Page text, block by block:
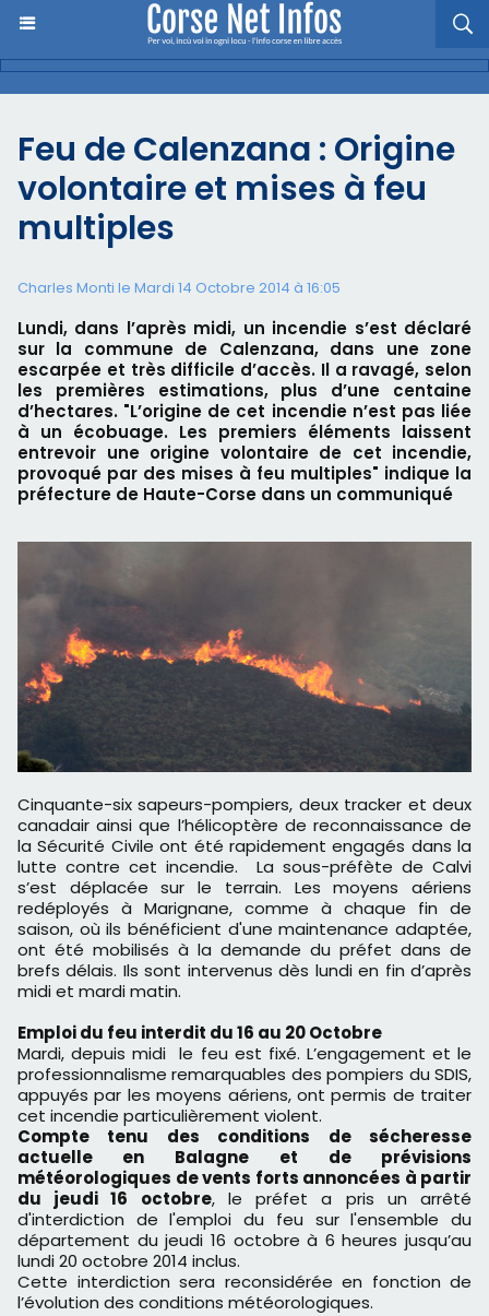
Feu de Calenzana : Origine
volontaire et mises à feu
multiples
Charles Monti le Mardi 14 Octobre 2014 à 16:05
Lundi, dans l’après midi, un incendie s’est déclaré
sur la commune de Calenzana, dans une zone
escarpée et très difficile d’accès. Il a ravagé, selon
les premières estimations, plus d’une centaine
d’hectares. "L’origine de cet incendie n’est pas liée
à un écobuage. Les premiers éléments laissent
entrevoir une origine volontaire de cet incendie,
provoqué par des mises à feu multiples" indique la
préfecture de Haute-Corse dans un communiqué
Cinquante-six sapeurs-pompiers, deux tracker et deux
canadair ainsi que l’hélicoptère de reconnaissance de
la Sécurité Civile ont été rapidement engagés dans la
lutte contre cet incendie. La sous-préfète de Calvi
s’est déplacée sur le terrain. Les moyens aériens
redéployés à Marignane, comme à chaque fin de
saison, où ils bénéficient d'une maintenance adaptée,
ont été mobilisés à la demande du préfet dans de
brefs délais. Ils sont intervenus dès lundi en fin d’après
midi et mardi matin.
Emploi du feu interdit du 16 au 20 Octobre
Mardi, depuis midi le feu est fixé. L’engagement et le
professionnalisme remarquables des pompiers du SDIS,
appuyés par les moyens aériens, ont permis de traiter
cet incendie particulièrement violent.
Compte tenu des conditions de sécheresse
actuelle en Balagne
et de prévisions
météorologiques de vents forts annoncées à partir
du jeudi 16 octobre, le préfet a pris un arrêté
d'interdiction de l'emploi du feu sur l'ensemble du
département du jeudi 16 octobre à 6 heures jusqu’au
lundi 20 octobre 2014 inclus.
Cette interdiction sera reconsidérée en fonction de
l’évolution des conditions météorologiques.